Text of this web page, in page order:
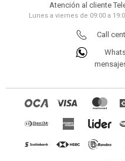
Atención al cliente
Lunes a viernes de 09:00 a
Call